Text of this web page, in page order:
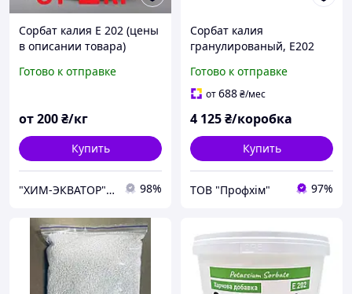
Сорбат калия Е 202 (цены
в описании товара)
Готово к отправке
от200₴/кг
Купить
"ХИМ-ЭКВАТОР" ТОВ 98%
Сорбат калия
гранулированый, Е202
Готово к отправке
от688₴/мес
4 125₴/коробка
Купить
ТОВ "Профхім" 97%